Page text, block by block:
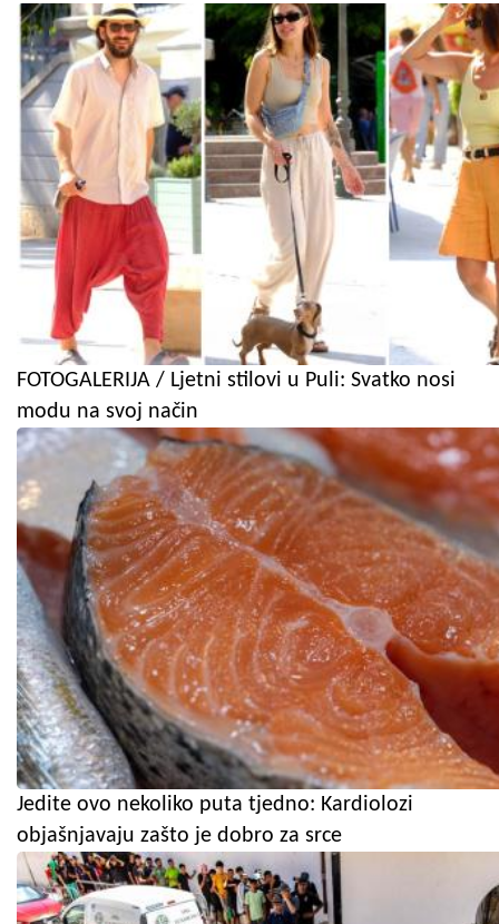
FOTOGALERIJA / Ljetni stilovi u Puli: Svatko nosi
modu na svoj način
Jedite ovo nekoliko puta tjedno: Kardiolozi
objašnjavaju zašto je dobro za srce